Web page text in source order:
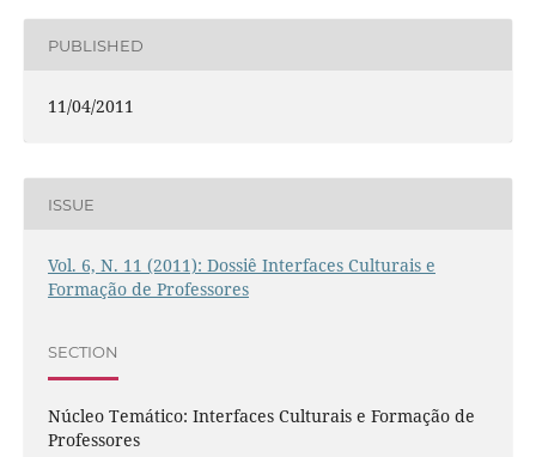
PUBLISHED
11/04/2011
ISSUE
Vol. 6, N. 11 (2011): Dossiê Interfaces Culturais e
Formação de Professores
SECTION
Núcleo Temático: Interfaces Culturais e Formação de
Professores